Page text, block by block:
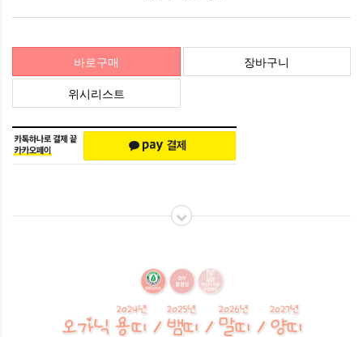
바로구매
장바구니
위시리스트